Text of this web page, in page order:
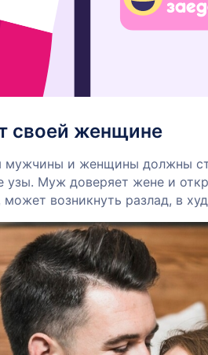
своей женщине
мужчины и женщины должны
узы. Муж доверяет жене и
может возникнуть разлад, в